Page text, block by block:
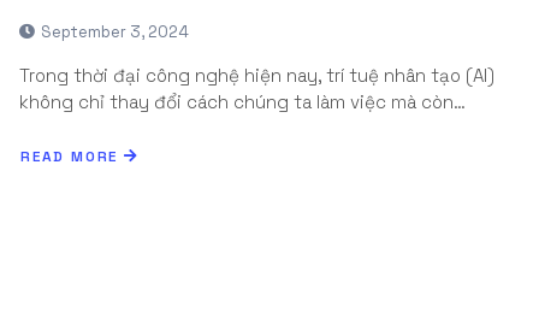
September 3, 2024
Trong thời đại công nghệ hiện nay, trí tuệ nhân tạo (AI)
không chỉ thay đổi cách chúng ta làm việc mà còn…
READ MORE